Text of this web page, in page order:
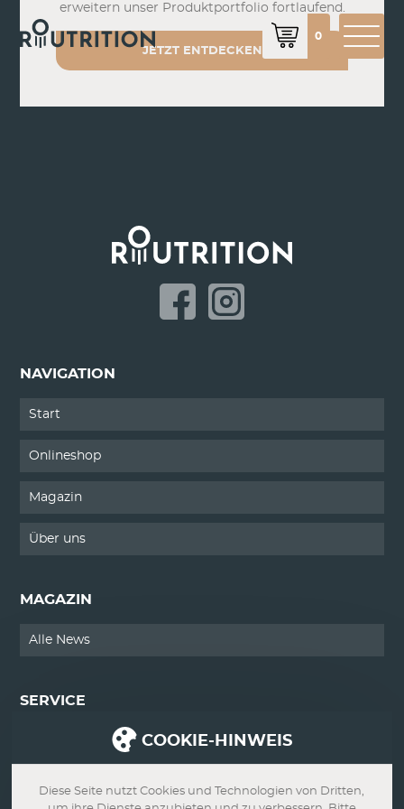
0
erweitern unser Produktportfolio fortlaufend.
JETZT ENTDECKEN
NAVIGATION
Start
Onlineshop
Magazin
Über uns
MAGAZIN
Alle News
SERVICE
COOKIE-HINWEIS
Diese Seite nutzt Cookies und Technologien von Dritten,